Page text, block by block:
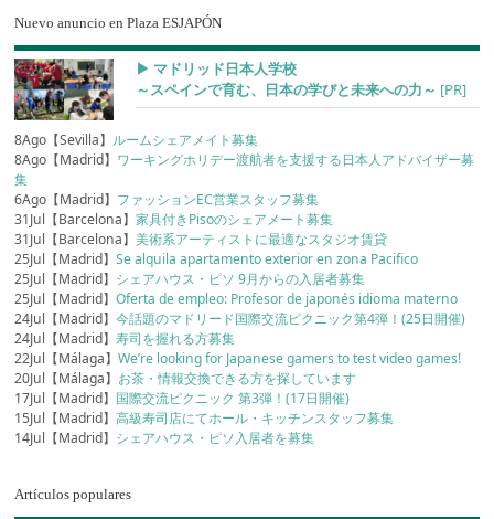
Nuevo anuncio en Plaza ESJAPÓN
▶︎ マドリッド日本人学校
～スペインで育む、日本の学びと未来への力～ [PR]
8Ago【Sevilla】 ルームシェアメイト募集
8Ago【Madrid】 ワーキングホリデー渡航者を支援する日本人アドバイザー募
集
6Ago【Madrid】 ファッションEC営業スタッフ募集
31Jul【Barcelona】家具付きPisoのシェアメート募集
31Jul【Barcelona】美術系アーティストに最適なスタジオ賃貸
25Jul【Madrid】Se alquila apartamento exterior en zona Pacifico
25Jul【Madrid】 シェアハウス・ピソ 9月からの入居者募集
25Jul【Madrid】Oferta de empleo: Profesor de japonés idioma materno
24Jul【Madrid】今話題のマドリード国際交流ピクニック第4弾！(25日開催)
24Jul【Madrid】寿司を握れる方募集
22Jul【Málaga】We’re looking for Japanese gamers to test video games!
20Jul【Málaga】 お茶・情報交換できる方を探しています
17Jul【Madrid】 国際交流ピクニック 第3弾！(17日開催)
15Jul【Madrid】高級寿司店にてホール・キッチンスタッフ募集
14Jul【Madrid】 シェアハウス・ピソ入居者を募集
Artículos populares